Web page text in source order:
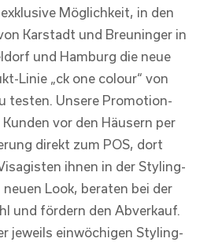
Möglichkeit, in den
Karstadt und Breuninger in
und Hamburg die neue
Linie „ck one colour“ von
testen. Unsere Promotion-
vor den Häusern per
direkt zum POS, dort
ihnen in der Styling-
Look, beraten bei der
und fördern den Abverkauf.
jeweils einwöchigen Styling-